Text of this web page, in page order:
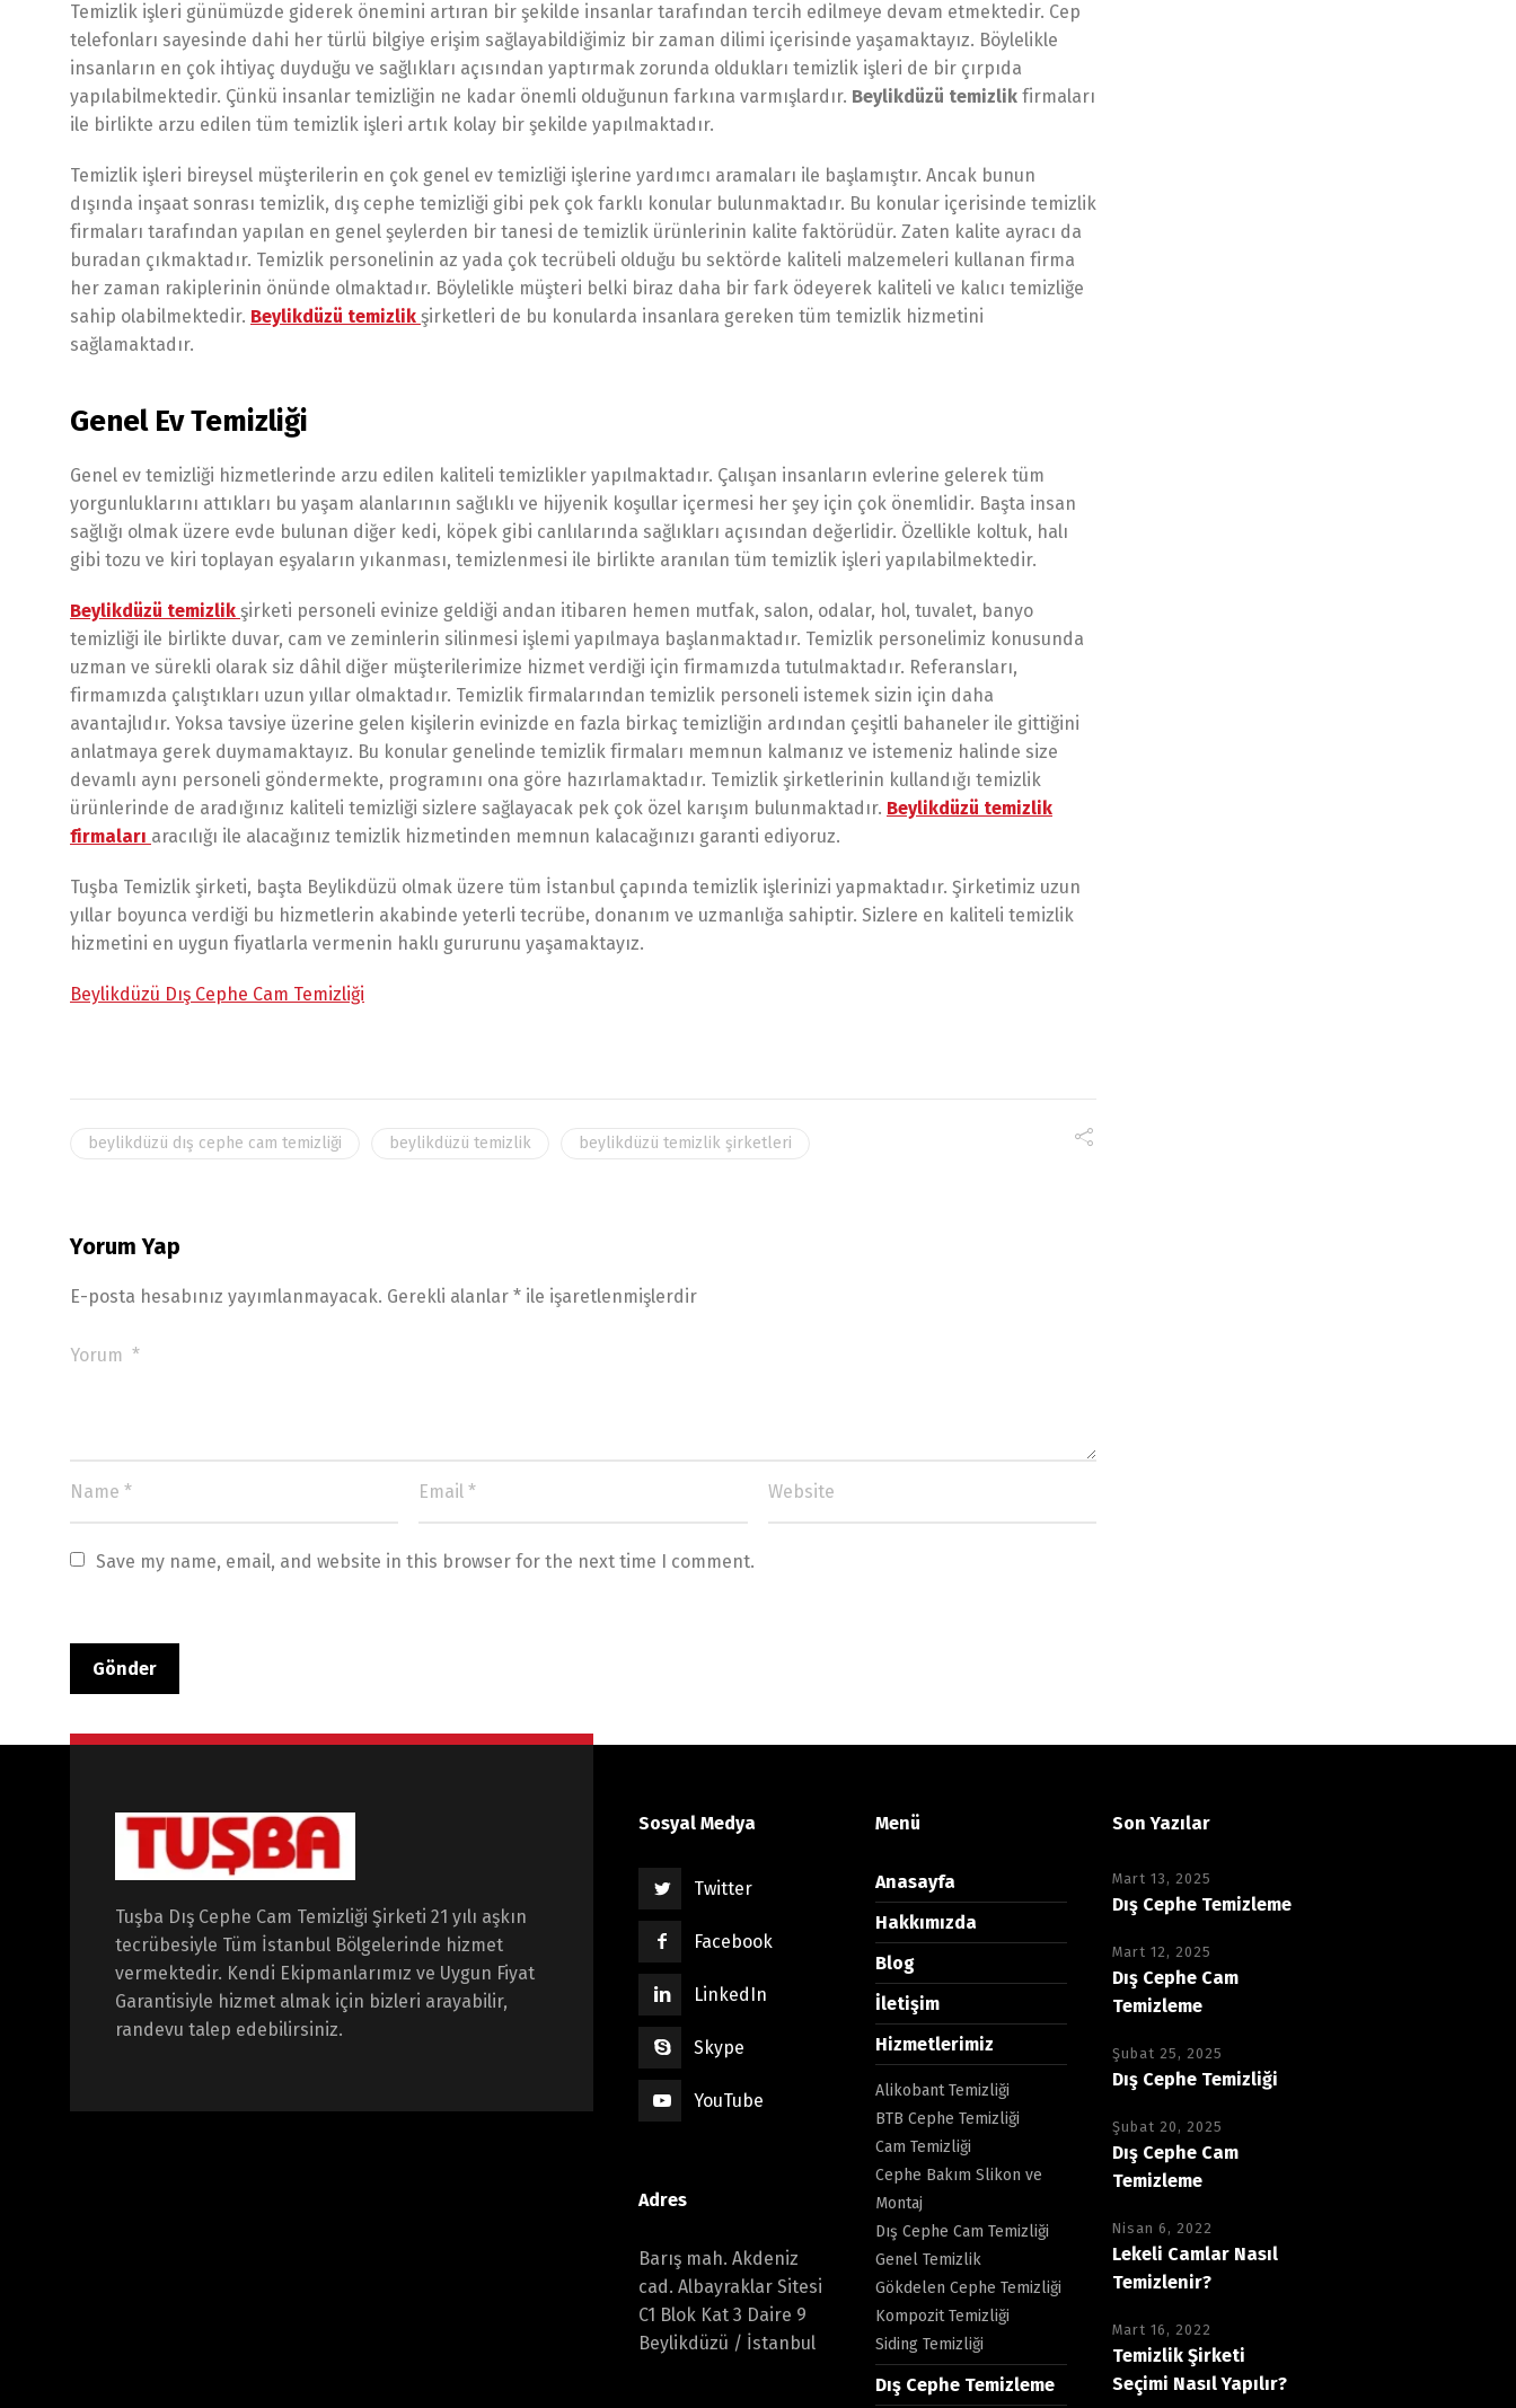
Temizlik işleri günümüzde giderek önemini artıran bir şekilde insanlar tarafından tercih edilmeye devam etmektedir. Cep
telefonları sayesinde dahi her türlü bilgiye erişim sağlayabildiğimiz bir zaman dilimi içerisinde yaşamaktayız. Böylelikle
insanların en çok ihtiyaç duyduğu ve sağlıkları açısından yaptırmak zorunda oldukları temizlik işleri de bir çırpıda
yapılabilmektedir. Çünkü insanlar temizliğin ne kadar önemli olduğunun farkına varmışlardır. Beylikdüzü temizlik firmaları
ile birlikte arzu edilen tüm temizlik işleri artık kolay bir şekilde yapılmaktadır.
Temizlik işleri bireysel müşterilerin en çok genel ev temizliği işlerine yardımcı aramaları ile başlamıştır. Ancak bunun
dışında inşaat sonrası temizlik, dış cephe temizliği gibi pek çok farklı konular bulunmaktadır. Bu konular içerisinde temizlik
firmaları tarafından yapılan en genel şeylerden bir tanesi de temizlik ürünlerinin kalite faktörüdür. Zaten kalite ayracı da
buradan çıkmaktadır. Temizlik personelinin az yada çok tecrübeli olduğu bu sektörde kaliteli malzemeleri kullanan firma
her zaman rakiplerinin önünde olmaktadır. Böylelikle müşteri belki biraz daha bir fark ödeyerek kaliteli ve kalıcı temizliğe
sahip olabilmektedir. Beylikdüzü temizlik şirketleri de bu konularda insanlara gereken tüm temizlik hizmetini
sağlamaktadır.
Genel Ev Temizliği
Genel ev temizliği hizmetlerinde arzu edilen kaliteli temizlikler yapılmaktadır. Çalışan insanların evlerine gelerek tüm
yorgunluklarını attıkları bu yaşam alanlarının sağlıklı ve hijyenik koşullar içermesi her şey için çok önemlidir. Başta insan
sağlığı olmak üzere evde bulunan diğer kedi, köpek gibi canlılarında sağlıkları açısından değerlidir. Özellikle koltuk, halı
gibi tozu ve kiri toplayan eşyaların yıkanması, temizlenmesi ile birlikte aranılan tüm temizlik işleri yapılabilmektedir.
Beylikdüzü temizlik şirketi personeli evinize geldiği andan itibaren hemen mutfak, salon, odalar, hol, tuvalet, banyo
temizliği ile birlikte duvar, cam ve zeminlerin silinmesi işlemi yapılmaya başlanmaktadır. Temizlik personelimiz konusunda
uzman ve sürekli olarak siz dâhil diğer müşterilerimize hizmet verdiği için firmamızda tutulmaktadır. Referansları,
firmamızda çalıştıkları uzun yıllar olmaktadır. Temizlik firmalarından temizlik personeli istemek sizin için daha
avantajlıdır. Yoksa tavsiye üzerine gelen kişilerin evinizde en fazla birkaç temizliğin ardından çeşitli bahaneler ile gittiğini
anlatmaya gerek duymamaktayız. Bu konular genelinde temizlik firmaları memnun kalmanız ve istemeniz halinde size
devamlı aynı personeli göndermekte, programını ona göre hazırlamaktadır. Temizlik şirketlerinin kullandığı temizlik
ürünlerinde de aradığınız kaliteli temizliği sizlere sağlayacak pek çok özel karışım bulunmaktadır. Beylikdüzü temizlik
firmaları aracılığı ile alacağınız temizlik hizmetinden memnun kalacağınızı garanti ediyoruz.
Tuşba Temizlik şirketi, başta Beylikdüzü olmak üzere tüm İstanbul çapında temizlik işlerinizi yapmaktadır. Şirketimiz uzun
yıllar boyunca verdiği bu hizmetlerin akabinde yeterli tecrübe, donanım ve uzmanlığa sahiptir. Sizlere en kaliteli temizlik
hizmetini en uygun fiyatlarla vermenin haklı gururunu yaşamaktayız.
Beylikdüzü Dış Cephe Cam Temizliği
beylikdüzü dış cephe cam temizliği beylikdüzü temizlik beylikdüzü temizlik şirketleri
Yorum Yap
E-posta hesabınız yayımlanmayacak. Gerekli alanlar * ile işaretlenmişlerdir
Save my name, email, and website in this browser for the next time I comment.
Tuşba Dış Cephe Cam Temizliği Şirketi 21 yılı aşkın
tecrübesiyle Tüm İstanbul Bölgelerinde hizmet
vermektedir. Kendi Ekipmanlarımız ve Uygun Fiyat
Garantisiyle hizmet almak için bizleri arayabilir,
randevu talep edebilirsiniz.
Sosyal Medya
Twitter
Facebook
LinkedIn
Skype
YouTube
Adres
Barış mah. Akdeniz
cad. Albayraklar Sitesi
C1 Blok Kat 3 Daire 9
Beylikdüzü / İstanbul
Menü
Anasayfa
Hakkımızda
Blog
İletişim
Hizmetlerimiz
Alikobant Temizliği
BTB Cephe Temizliği
Cam Temizliği
Cephe Bakım Slikon ve
Montaj
Dış Cephe Cam Temizliği
Genel Temizlik
Gökdelen Cephe Temizliği
Kompozit Temizliği
Siding Temizliği
Dış Cephe Temizleme
Son Yazılar
Mart 13, 2025
Dış Cephe Temizleme
Mart 12, 2025
Dış Cephe Cam
Temizleme
Şubat 25, 2025
Dış Cephe Temizliği
Şubat 20, 2025
Dış Cephe Cam
Temizleme
Nisan 6, 2022
Lekeli Camlar Nasıl
Temizlenir?
Mart 16, 2022
Temizlik Şirketi
Seçimi Nasıl Yapılır?